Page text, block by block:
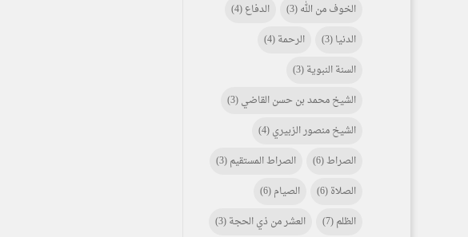
الخوف من الله(3) الدفاع(4)
الدنيا(3) الرحمة(4)
السنة النبوية(3)
الشيخ محمد بن حسن القاضي(3)
الشيخ منصور الزبيري(4)
الصراط(6) الصراط المستقيم(3)
الصلاة(6) الصيام(6)
الظلم(7) العشر من ذي الحجة(3)